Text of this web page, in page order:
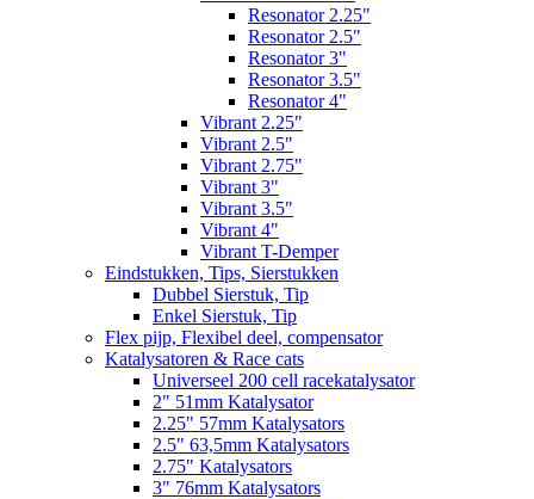
Resonator 2.25"
Resonator 2.5"
Resonator 3"
Resonator 3.5"
Resonator 4"
Vibrant 2.25"
Vibrant 2.5"
Vibrant 2.75"
Vibrant 3"
Vibrant 3.5"
Vibrant 4"
Vibrant T-Demper
Eindstukken, Tips, Sierstukken
Dubbel Sierstuk, Tip
Enkel Sierstuk, Tip
Flex pijp, Flexibel deel, compensator
Katalysatoren & Race cats
Universeel 200 cell racekatalysator
2" 51mm Katalysator
2.25" 57mm Katalysators
2.5" 63,5mm Katalysators
2.75" Katalysators
3" 76mm Katalysators